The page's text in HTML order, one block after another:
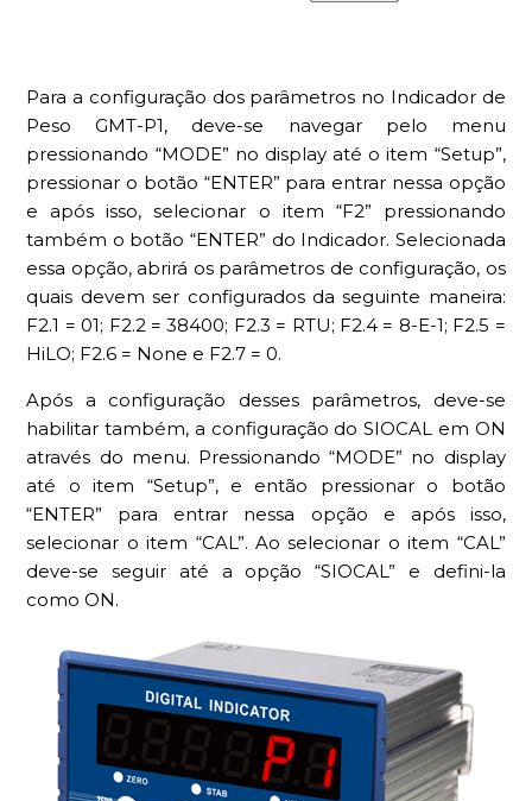
Para a configuração dos parâmetros no Indicador de
Peso GMT-P1, deve-se navegar pelo menu
pressionando “MODE” no display até o item “Setup”,
pressionar o botão “ENTER” para entrar nessa opção
e após isso, selecionar o item “F2” pressionando
também o botão “ENTER” do Indicador. Selecionada
essa opção, abrirá os parâmetros de configuração, os
quais devem ser configurados da seguinte maneira:
F2.1 = 01; F2.2 = 38400; F2.3 = RTU; F2.4 = 8-E-1; F2.5 =
HiLO; F2.6 = None e F2.7 = 0.
Após a configuração desses parâmetros, deve-se
habilitar também, a configuração do SIOCAL em ON
através do menu. Pressionando “MODE” no display
até o item “Setup”, e então pressionar o botão
“ENTER” para entrar nessa opção e após isso,
selecionar o item “CAL”. Ao selecionar o item “CAL”
deve-se seguir até a opção “SIOCAL” e defini-la
como ON.